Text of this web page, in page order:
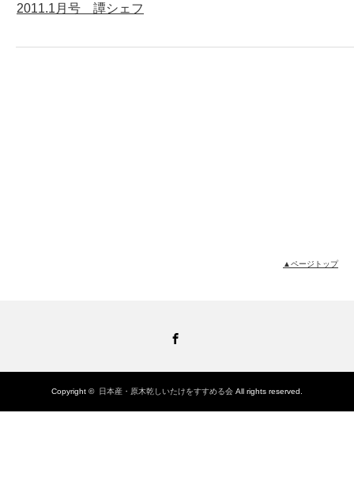
2011.1月号 譚シェフ
▲ページトップ
Copyright © 日本産・原木乾しいたけをすすめる会 All rights reserved.